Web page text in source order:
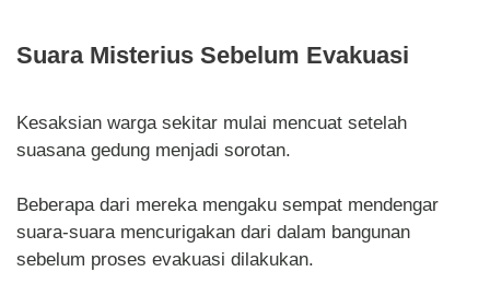
Suara Misterius Sebelum Evakuasi
Kesaksian warga sekitar mulai mencuat setelah
suasana gedung menjadi sorotan.
Beberapa dari mereka mengaku sempat mendengar
suara-suara mencurigakan dari dalam bangunan
sebelum proses evakuasi dilakukan.